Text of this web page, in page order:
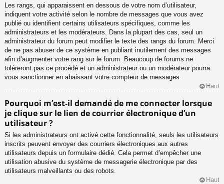
Les rangs, qui apparaissent en dessous de votre nom d’utilisateur,
indiquent votre activité selon le nombre de messages que vous avez
publié ou identifient certains utilisateurs spécifiques, comme les
administrateurs et les modérateurs. Dans la plupart des cas, seul un
administrateur du forum peut modifier le texte des rangs du forum. Merci
de ne pas abuser de ce système en publiant inutilement des messages
afin d’augmenter votre rang sur le forum. Beaucoup de forums ne
toléreront pas ce procédé et un administrateur ou un modérateur pourra
vous sanctionner en abaissant votre compteur de messages.
Haut
Pourquoi m’est-il demandé de me connecter lorsque
je clique sur le lien de courrier électronique d’un
utilisateur ?
Si les administrateurs ont activé cette fonctionnalité, seuls les utilisateurs
inscrits peuvent envoyer des courriers électroniques aux autres
utilisateurs depuis un formulaire dédié. Cela permet d’empêcher une
utilisation abusive du système de messagerie électronique par des
utilisateurs malveillants ou des robots.
Haut